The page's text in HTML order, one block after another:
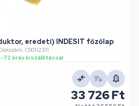
eredeti) INDESIT főzőlap
C00112311
72 órás kiszállítással
33 726 Ft